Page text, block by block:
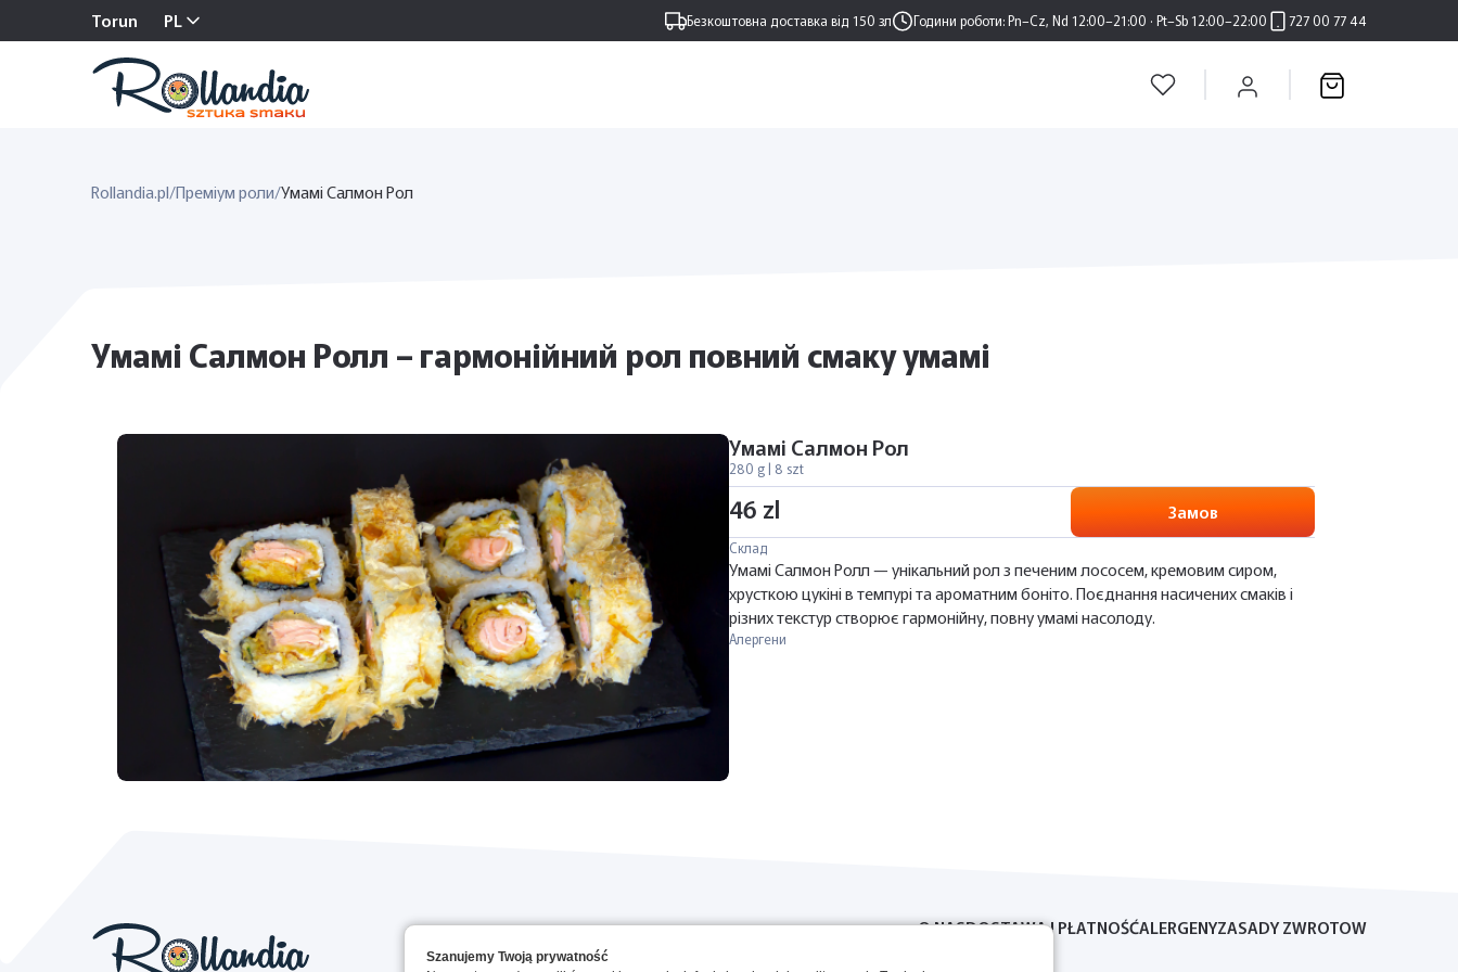
Torun PL Безкоштовна доставка від 150 зл Години роботи:Pn–Cz, Nd 12:00–21:00 · Pt–Sb 12:00–22:00 727 00 77 44
Rollandia.pl/Преміум роли/Умамі Салмон Рол
Умамі Салмон Ролл – гармонійний рол повний смаку умамі
Умамі Салмон Рол
280 g | 8 szt
46 zl Замов
Склад
Умамі Салмон Ролл — унікальний рол з печеним лососем, кремовим сиром,
хрусткою цукіні в темпурі та ароматним боніто. Поєднання насичених смаків і
різних текстур створює гармонійну, повну умамі насолоду.
Алергени
O NASDOSTAWA I PŁATNOŚĆALERGENYZASADY ZWROTOW
Szanujemy Twoją prywatność